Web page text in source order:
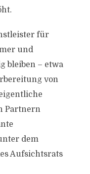
für
und
bleiben – etwa
von
Partnern
dem
Aufsichtsrats